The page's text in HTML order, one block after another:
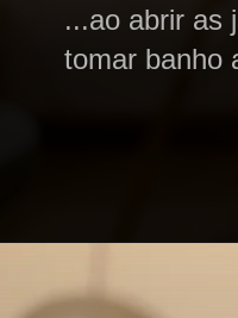
...ao abrir as
tomar banho